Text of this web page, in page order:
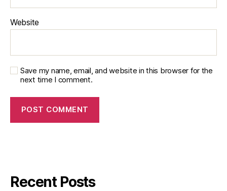
Website
Save my name, email, and website in this browser for the
next time I comment.
Recent Posts